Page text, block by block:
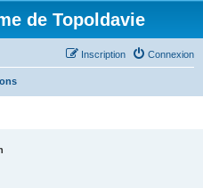
de Topoldavie
Connexion
Inscription